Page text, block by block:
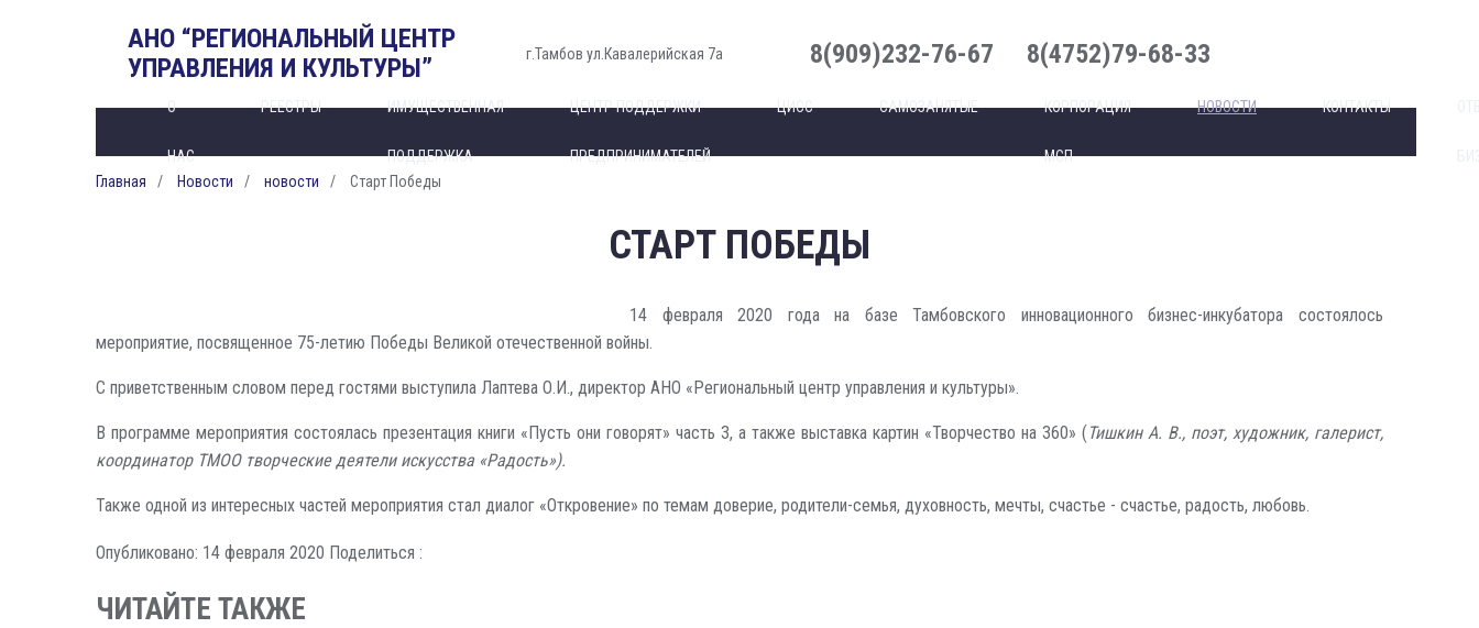
АНО “РЕГИОНАЛЬНЫЙ ЦЕНТР
УПРАВЛЕНИЯ И КУЛЬТУРЫ”
г.Тамбов ул.Кавалерийская 7а 8(909)232-76-67 8(4752)79-68-33
О
НАС
РЕЕСТРЫ ИМУЩЕСТВЕННАЯ
ПОДДЕРЖКА
ЦЕНТР ПОДДЕРЖКИ
ПРЕДПРИНИМАТЕЛЕЙ
ЦИСС САМОЗАНЯТЫЕ КОРПОРАЦИЯ
МСП
НОВОСТИ КОНТАКТЫ
Главная
Новости новости Старт Победы
СТАРТ ПОБЕДЫ
14 февраля 2020 года на базе Тамбовского инновационного бизнес-инкубатора состоялось
мероприятие, посвященное 75-летию Победы Великой отечественной войны.
С приветственным словом перед гостями выступила Лаптева О.И., директор АНО «Региональный центр управления и культуры».
В программе мероприятия состоялась презентация книги «Пусть они говорят» часть 3, а также выставка картин «Творчество на 360» (Тишкин А. В., поэт, художник, галерист,
координатор ТМОО творческие деятели искусства «Радость»).
Также одной из интересных частей мероприятия стал диалог «Откровение» по темам доверие, родители-семья, духовность, мечты, счастье - счастье, радость, любовь.
Опубликовано: 14 февраля 2020 Поделиться :
ЧИТАЙТЕ ТАКЖЕ